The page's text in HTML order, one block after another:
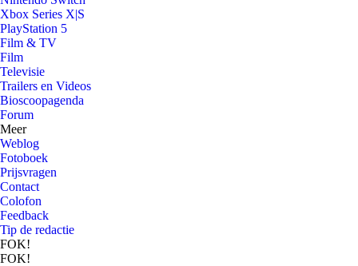
Xbox Series X|S
PlayStation 5
Film & TV
Film
Televisie
Trailers en Videos
Bioscoopagenda
Forum
Meer
Weblog
Fotoboek
Prijsvragen
Contact
Colofon
Feedback
Tip de redactie
FOK!
FOK!